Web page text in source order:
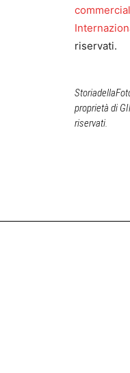
riservati.
proprietà di
riservati.